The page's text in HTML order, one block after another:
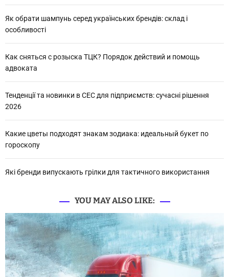
Як обрати шампунь серед українських брендів: склад і
особливості
Как сняться с розыска ТЦК? Порядок действий и помощь
адвоката
Тенденції та новинки в СЕС для підприємств: сучасні рішення
2026
Какие цветы подходят знакам зодиака: идеальный букет по
гороскопу
Які бренди випускають грілки для тактичного використання
YOU MAY ALSO LIKE: